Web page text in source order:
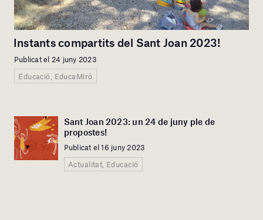
Instants compartits del Sant Joan 2023!
Publicat el 24 juny 2023
Educació, EducaMiró
Sant Joan 2023: un 24 de juny ple de
propostes!
Publicat el 16 juny 2023
Actualitat, Educació